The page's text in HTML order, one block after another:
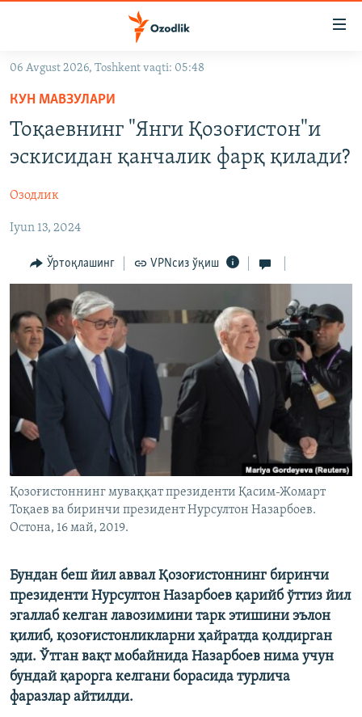
Асосий
навигацияга
ўтинг
Қидиришга
OZODARXIV
На русском
ИЖТИМОИЙ ТАРМОҚЛАР
Озодлик бошқа тилларда
06 Avgust 2026, Toshkent vaqti: 05:48
КУН МАВЗУЛАРИ
Тоқаевнинг "Янги Қозоғистон"и
эскисидан қанчалик фарқ қилади?
Озодлик
Iyun 13, 2024
Ўртоқлашинг VPNсиз ўқиш
Қозоғистоннинг муваққат президенти Қасим-Жомарт
Тоқаев ва биринчи президент Нурсултон Назарбоев.
Остона, 16 май, 2019.
Бундан беш йил аввал Қозоғистоннинг биринчи
президенти Нурсултон Назарбоев қарийб ўттиз йил
эгаллаб келган лавозимини тарк этишини эълон
қилиб, қозоғистонликларни ҳайратда қолдирган
эди. Ўтган вақт мобайнида Назарбоев нима учун
бундай қарорга келгани борасида турлича
фаразлар айтилди.